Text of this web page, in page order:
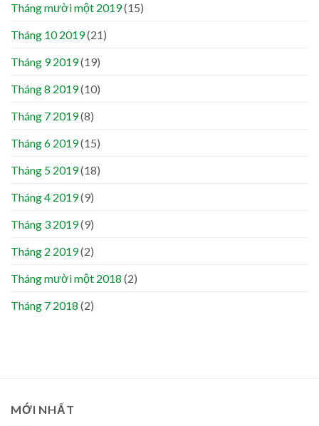
Tháng mười một 2019(15)
Tháng 10 2019(21)
Tháng 9 2019(19)
Tháng 8 2019(10)
Tháng 7 2019(8)
Tháng 6 2019(15)
Tháng 5 2019(18)
Tháng 4 2019(9)
Tháng 3 2019(9)
Tháng 2 2019(2)
Tháng mười một 2018 (2)
Tháng 7 2018 (2)
MỚI NHẤT